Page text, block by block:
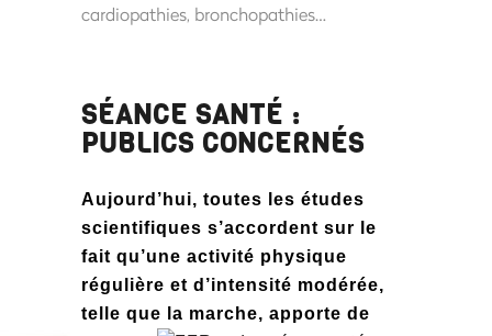
cardiopathies, bronchopathies…
SÉANCE SANTÉ :
PUBLICS CONCERNÉS
Aujourd’hui, toutes les études
scientifiques s’accordent sur le
fait qu’une activité physique
régulière et d’intensité modérée,
telle que la marche, apporte de